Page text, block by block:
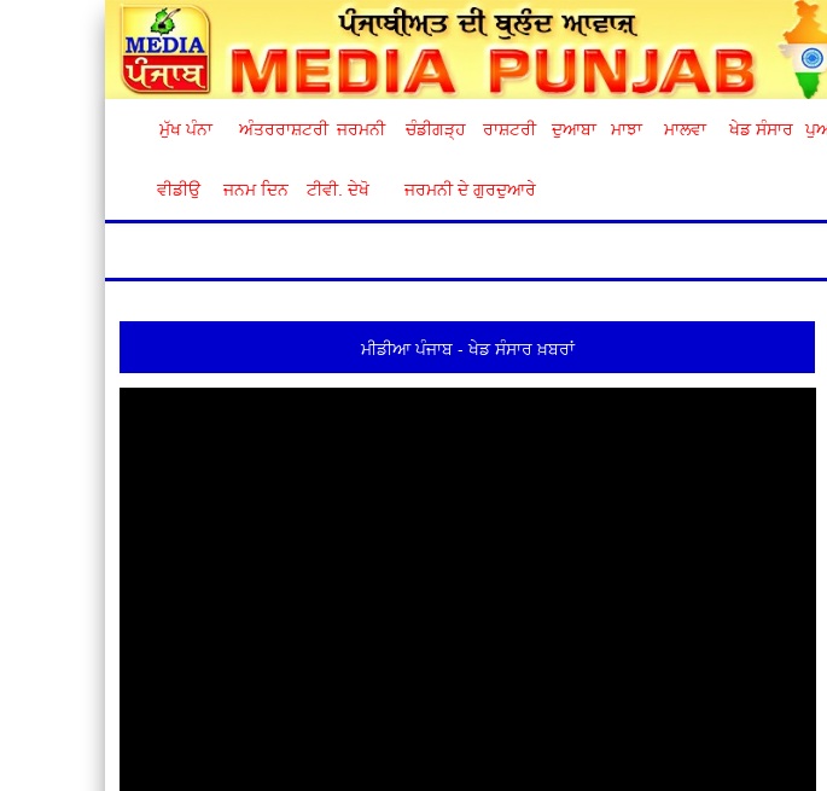
ਮੁੱਖ ਪੰਨਾ ਅੰਤਰਰਾਸ਼ਟਰੀ ਜਰਮਨੀ ਚੰਡੀਗੜ੍ਹ ਰਾਸ਼ਟਰੀ ਦੁਆਬਾ ਮਾਝਾ ਮਾਲਵਾ ਖੇਡ ਸੰਸਾਰ
ਵੀਡੀਉ ਜਨਮ ਦਿਨ ਟੀਵੀ. ਦੇਖੋ ਜਰਮਨੀ ਦੇ ਗੁਰਦੁਆਰੇ
ਮੀਡੀਆ ਪੰਜਾਬ - ਖੇਡ ਸੰਸਾਰ ਖ਼ਬਰਾਂ